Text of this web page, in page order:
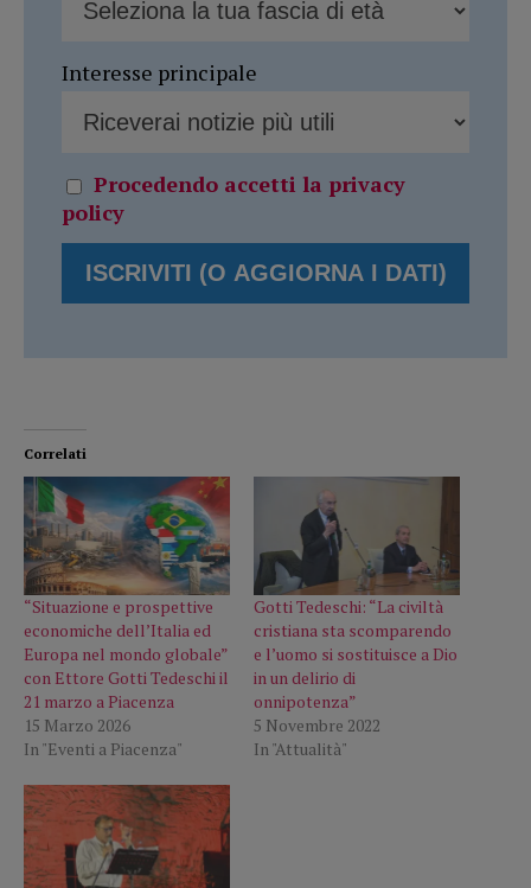
Interesse principale
Procedendo accetti la privacy
policy
Correlati
“Situazione e prospettive
economiche dell’Italia ed
Europa nel mondo globale”
con Ettore Gotti Tedeschi il
21 marzo a Piacenza
15 Marzo 2026
In "Eventi a Piacenza"
Gotti Tedeschi: “La civiltà
cristiana sta scomparendo
e l’uomo si sostituisce a Dio
in un delirio di
onnipotenza”
5 Novembre 2022
In "Attualità"